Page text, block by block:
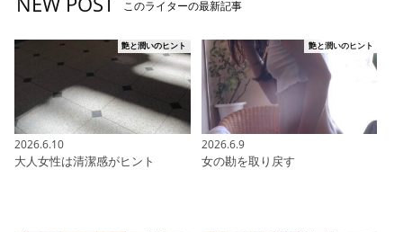
このライターの最新記事
艶と潤いのヒント
2026.6.10
大人女性は清潔感がヒント
艶と潤いのヒント
2026.6.9
女の勘を取り戻す